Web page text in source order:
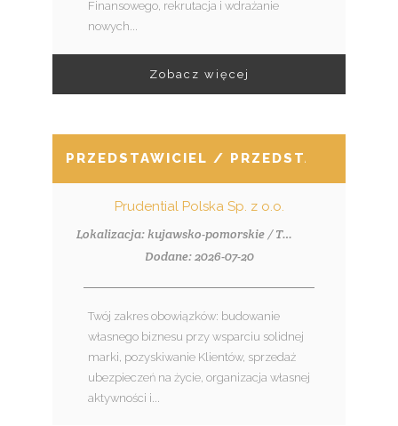
Finansowego, rekrutacja i wdrażanie
nowych...
Zobacz więcej
PRZEDSTAWICIEL /
Prudential Polska Sp. z o.o.
Lokalizacja: kujawsko-pomorskie / Toruń, ul. Grudziądzka 46-48
Dodane: 2026-07-20
Twój zakres obowiązków: budowanie
własnego biznesu przy wsparciu solidnej
marki, pozyskiwanie Klientów, sprzedaż
ubezpieczeń na życie, organizacja własnej
aktywności i...